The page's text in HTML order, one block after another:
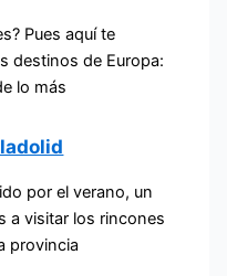
Pues aquí te
destinos de Europa:
lo más
por el verano, un
a visitar los rincones
provincia